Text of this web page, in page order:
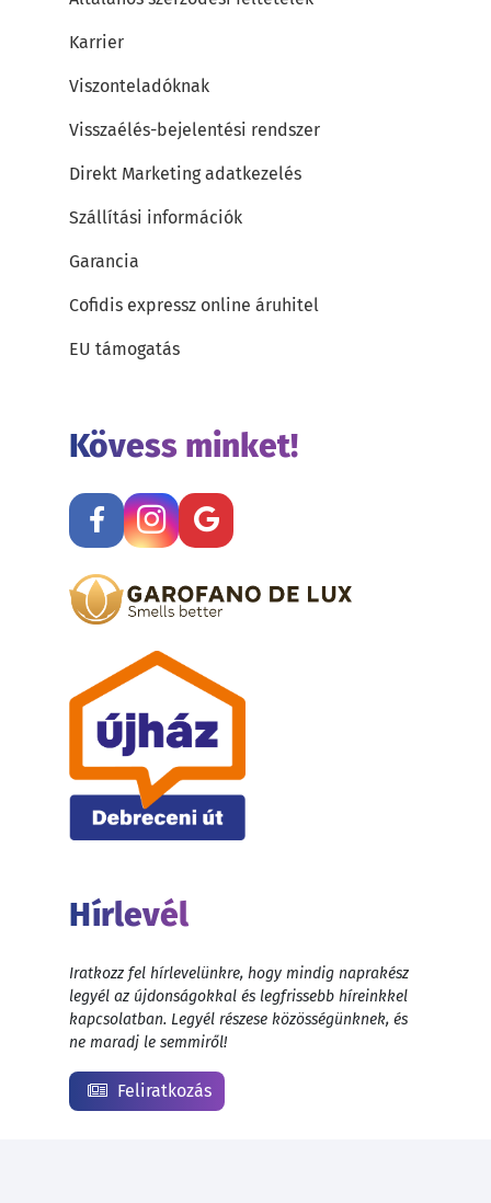
Karrier
Viszonteladóknak
Visszaélés-bejelentési rendszer
Direkt Marketing adatkezelés
Szállítási információk
Garancia
Cofidis expressz online áruhitel
EU támogatás
Kövess minket!
Hírlevél
Iratkozz fel hírlevelünkre, hogy mindig naprakész
legyél az újdonságokkal és legfrissebb híreinkkel
kapcsolatban. Legyél részese közösségünknek, és
ne maradj le semmiről!
Feliratkozás